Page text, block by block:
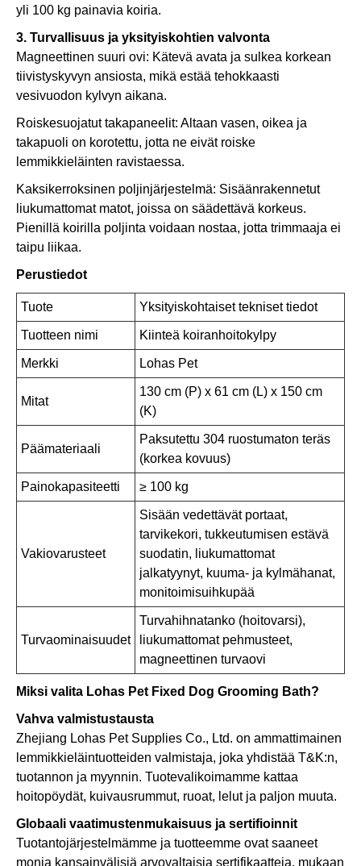
yli 100 kg painavia koiria.
3. Turvallisuus ja yksityiskohtien valvonta
Magneettinen suuri ovi: Kätevä avata ja sulkea korkean
tiivistyskyvyn ansiosta, mikä estää tehokkaasti
vesivuodon kylvyn aikana.
Roiskesuojatut takapaneelit: Altaan vasen, oikea ja
takapuoli on korotettu, jotta ne eivät roiske
lemmikkieläinten ravistaessa.
Kaksikerroksinen poljinjärjestelmä: Sisäänrakennetut
liukumattomat matot, joissa on säädettävä korkeus.
Pienillä koirilla poljinta voidaan nostaa, jotta trimmaaja ei
taipu liikaa.
Perustiedot
Tuote Yksityiskohtaiset tekniset tiedot
Tuotteen nimi Kiinteä koiranhoitokylpy
Merkki Lohas Pet
Mitat
130 cm (P) x 61 cm (L) x 150 cm
(K)
Päämateriaali
Paksutettu 304 ruostumaton teräs
(korkea kovuus)
Painokapasiteetti ≥ 100 kg
Vakiovarusteet
Sisään vedettävät portaat,
tarvikekori, tukkeutumisen estävä
suodatin, liukumattomat
jalkatyynyt, kuuma- ja kylmähanat,
monitoimisuihkupää
Turvaominaisuudet
Turvahihnatanko (hoitovarsi),
liukumattomat pehmusteet,
magneettinen turvaovi
Miksi valita Lohas Pet Fixed Dog Grooming Bath?
Vahva valmistustausta
Zhejiang Lohas Pet Supplies Co., Ltd. on ammattimainen
lemmikkieläintuotteiden valmistaja, joka yhdistää T&K:n,
tuotannon ja myynnin. Tuotevalikoimamme kattaa
hoitopöydät, kuivausrummut, ruoat, lelut ja paljon muuta.
Globaali vaatimustenmukaisuus ja sertifioinnit
Tuotantojärjestelmämme ja tuotteemme ovat saaneet
monia kansainvälisiä arvovaltaisia ​​sertifikaatteja, mukaan